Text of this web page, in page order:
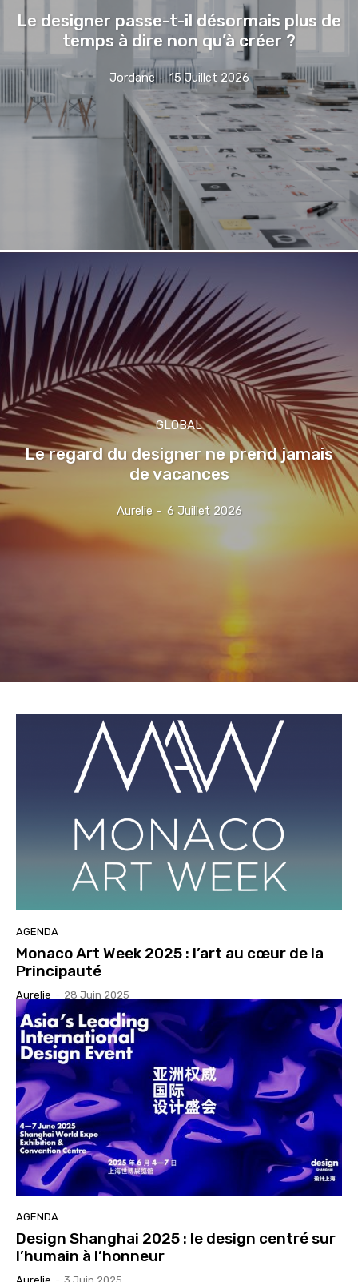
Le designer passe-t-il désormais plus de
temps à dire non qu’à créer ?
Jordane - 15 Juillet 2026
GLOBAL
Le regard du designer ne prend jamais
de vacances
Aurelie - 6 Juillet 2026
AGENDA
Monaco Art Week 2025 : l’art au cœur de la
Principauté
Aurelie - 28 Juin 2025
AGENDA
Design Shanghai 2025 : le design centré sur
l’humain à l’honneur